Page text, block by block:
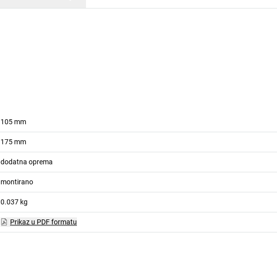
105 mm
175 mm
dodatna oprema
montirano
0.037 kg
Prikaz u PDF formatu